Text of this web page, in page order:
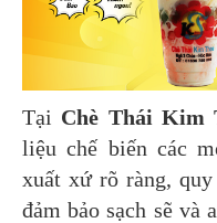
Tại Chè Thái Kim
liệu chế biến các
xuất xứ rõ ràng,
đảm bảo sạch sẽ và